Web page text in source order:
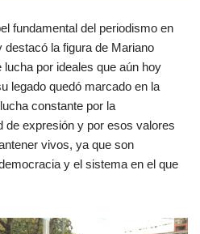
fundamental del periodismo en
la figura de Mariano
por ideales que aún hoy
legado quedó marcado en la
constante por la
de expresión y por esos valores
vivos, ya que son
y el sistema en el que